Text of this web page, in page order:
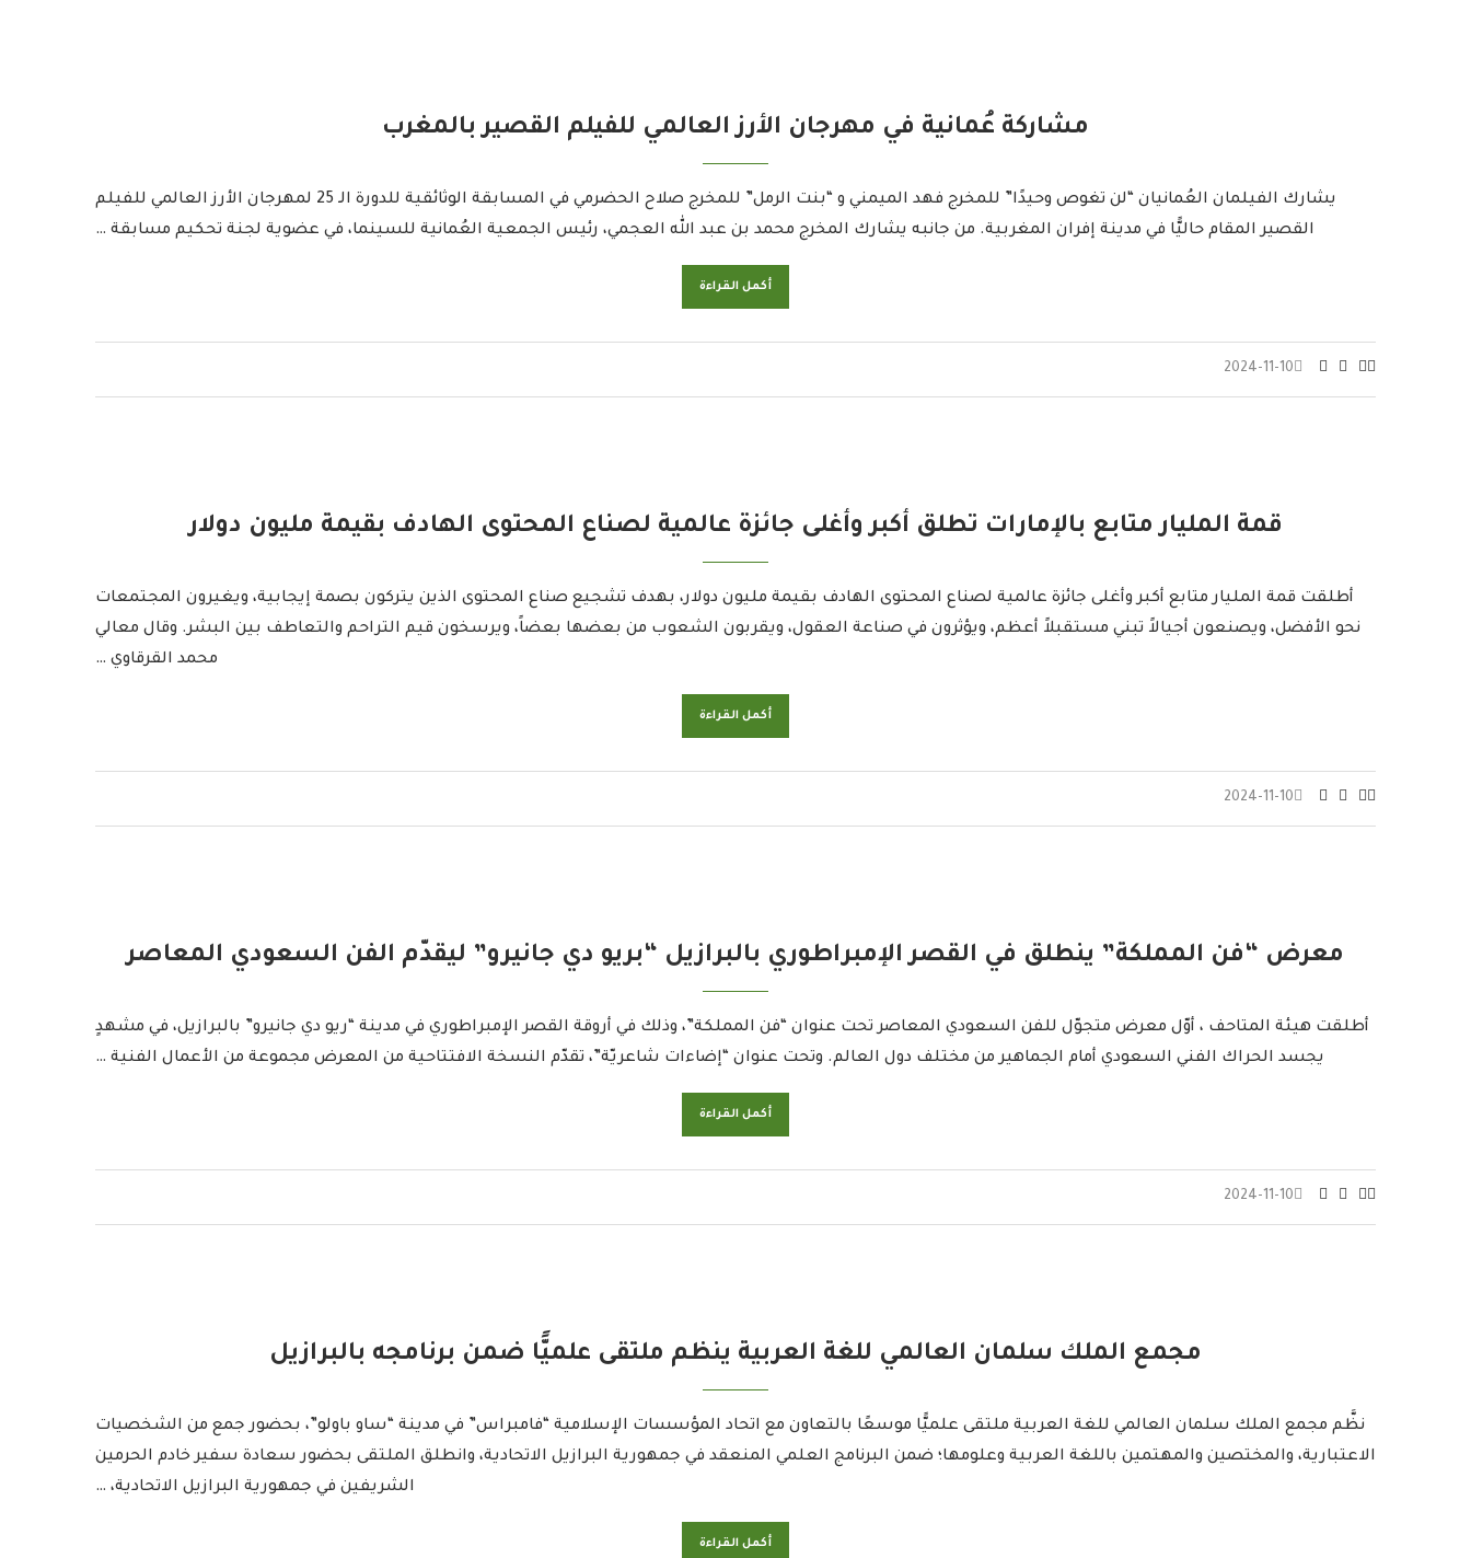
مشاركة عُمانية في مهرجان الأرز العالمي للفيلم القصير بالمغرب
يشارك الفيلمان العُمانيان “لن تغوص وحيدًا” للمخرج فهد الميمني و “بنت الرمل” للمخرج صلاح الحضرمي في المسابقة الوثائقية للدورة الـ 25 لمهرجان الأرز العالمي للفيلم
القصير المقام حاليًّا في مدينة إفران المغربية. من جانبه يشارك المخرج محمد بن عبد الله العجمي، رئيس الجمعية العُمانية للسينما، في عضوية لجنة تحكيم مسابقة …
أكمل القراءة
2024-11-10
قمة المليار متابع بالإمارات تطلق أكبر وأغلى جائزة عالمية لصناع المحتوى الهادف بقيمة مليون دولار
أطلقت قمة المليار متابع أكبر وأغلى جائزة عالمية لصناع المحتوى الهادف بقيمة مليون دولار، بهدف تشجيع صناع المحتوى الذين يتركون بصمة إيجابية، ويغيرون المجتمعات
نحو الأفضل، ويصنعون أجيالاً تبني مستقبلاً أعظم، ويؤثرون في صناعة العقول، ويقربون الشعوب من بعضها بعضاً، ويرسخون قيم التراحم والتعاطف بين البشر. وقال معالي
محمد القرقاوي …
أكمل القراءة
2024-11-10
معرض “فن المملكة” ينطلق في القصر الإمبراطوري بالبرازيل “بريو دي جانيرو” ليقدّم الفن السعودي المعاصر
أطلقت هيئة المتاحف ، أوّل معرض متجوّل للفن السعودي المعاصر تحت عنوان “فن المملكة”، وذلك في أروقة القصر الإمبراطوري في مدينة “ريو دي جانيرو” بالبرازيل، في مشهدٍ
يجسد الحراك الفني السعودي أمام الجماهير من مختلف دول العالم. وتحت عنوان “إضاءات شاعريّة”، تقدّم النسخة الافتتاحية من المعرض مجموعة من الأعمال الفنية …
أكمل القراءة
2024-11-10
مجمع الملك سلمان العالمي للغة العربية ينظم ملتقى علميًّا ضمن برنامجه بالبرازيل
نظَّم مجمع الملك سلمان العالمي للغة العربية ملتقى علميًّا موسعًا بالتعاون مع اتحاد المؤسسات الإسلامية “فامبراس” في مدينة “ساو باولو”، بحضور جمع من الشخصيات
الاعتبارية، والمختصين والمهتمين باللغة العربية وعلومها؛ ضمن البرنامج العلمي المنعقد في جمهورية البرازيل الاتحادية، وانطلق الملتقى بحضور سعادة سفير خادم الحرمين
الشريفين في جمهورية البرازيل الاتحادية، …
أكمل القراءة